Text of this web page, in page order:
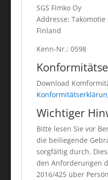
SGS Fimko Oy
Addresse: Takomotie
Finland
Kenn-Nr.: 0598
Download
Wichtiger
Bitte lesen Sie vor
die beiliegende
sorgfältig durch.
den Anforderungen
2016/425 über